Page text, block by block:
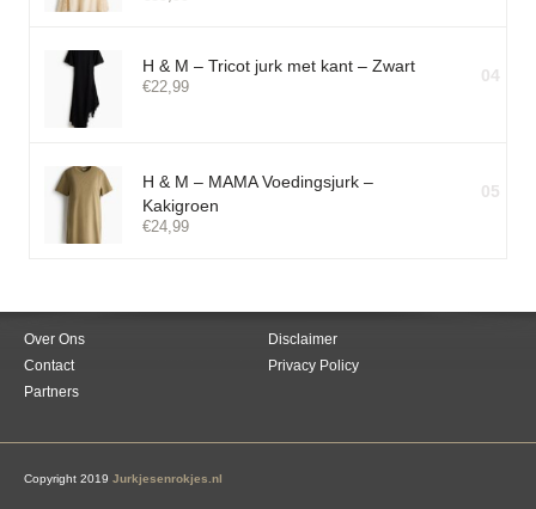
H & M – Tricot jurk met kant – Zwart
€22,99
04
H & M – MAMA Voedingsjurk –
Kakigroen
€24,99
05
Over Ons
Disclaimer
Contact
Privacy Policy
Partners
Copyright 2019 Jurkjesenrokjes.nl